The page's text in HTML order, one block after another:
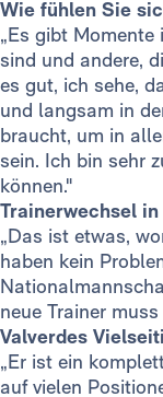
Wie fühlen Sie
„Es gibt
sind und andere,
es gut, ich sehe,
und langsam in
braucht, um in
sein. Ich bin sehr
können."
Trainerwechsel
„Das ist etwas,
haben kein
neue Trainer
Valverdes
„Er ist ein
auf vielen